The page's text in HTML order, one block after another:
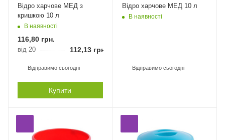
Відро харчове МЕД з
кришкою 10 л
В наявності
116,80 грн.
від 20 112,13 грн.
Відправимо сьогодні
Купити
Відро харчове МЕД 10 л
В наявності
Відправимо сьогодні